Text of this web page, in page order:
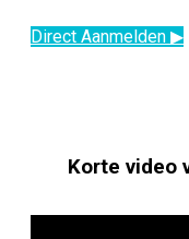
Direct Aanmelden ▶
Korte video